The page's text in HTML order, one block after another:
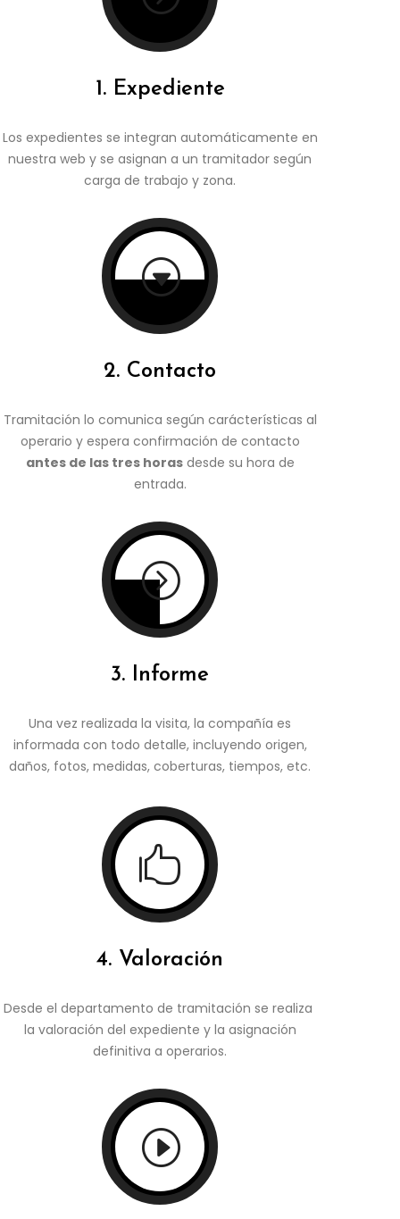
1. Expediente
Los expedientes se integran automáticamente en
nuestra web y se asignan a un tramitador según
carga de trabajo y zona.
G
2. Contacto
Tramitación lo comunica según carácterísticas al
operario y espera confirmación de contacto
antes de las tres horasdesde su hora de
entrada.
=
3. Informe
Una vez realizada la visita, la compañía es
informada con todo detalle, incluyendo origen,
daños, fotos, medidas, coberturas, tiempos, etc.

4. Valoración
Desde el departamento de tramitación se realiza
la valoración del expediente y la asignación
definitiva a operarios.
I